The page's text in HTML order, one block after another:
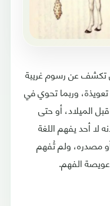
تكشف عن رسوم غريبة
تعويذة، وربما تحوي في
الميلاد، أو حتى
لا أحد يفهم اللغة
مصدره، ولم تُفهم
الفهم.